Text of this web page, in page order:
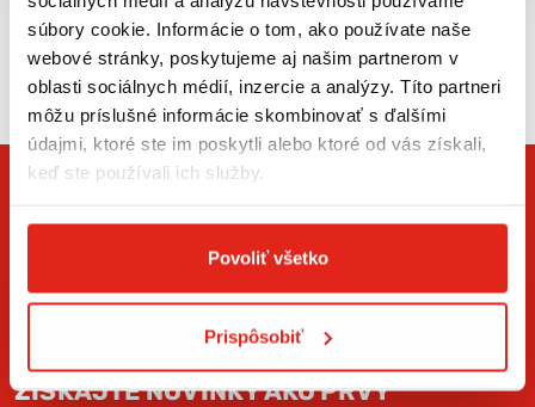
súbory cookie. Informácie o tom, ako používate naše
webové stránky, poskytujeme aj našim partnerom v
oblasti sociálnych médií, inzercie a analýzy. Títo partneri
môžu príslušné informácie skombinovať s ďalšími
údajmi, ktoré ste im poskytli alebo ktoré od vás získali,
keď ste používali ich služby.
Povoliť všetko
Prispôsobiť
Má vysoký okraj so zaobleným lemom, protišmykové gumové
pätky a dierované dno, ktoré umožňuje cirkuláciu vzduchu.
Siestu môžete doplniť komfortným prateľným vankúšom.
ZÍSKAJTE NOVINKY AKO PRVÝ